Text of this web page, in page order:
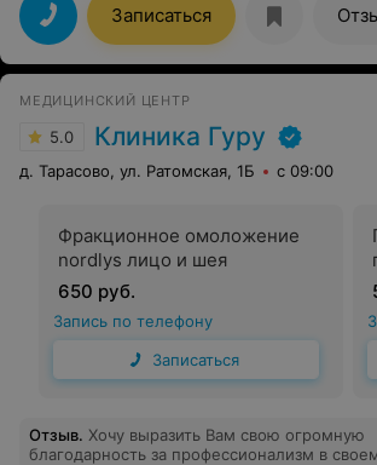
добросовестное отношение,
Вам в такой нужной и сложной работе.
Записаться
МЕДИЦИНСКИЙ ЦЕНТР
5.0 Клиника Гуру
д. Тарасово, ул. Ратомская, 1Б с 09:00
Фракционное омоложение
nordlys лицо и шея
650 руб.
Запись по телефону
Записаться
Отзыв. Хочу выразить Вам свою огромную
благодарность за профессионализм в